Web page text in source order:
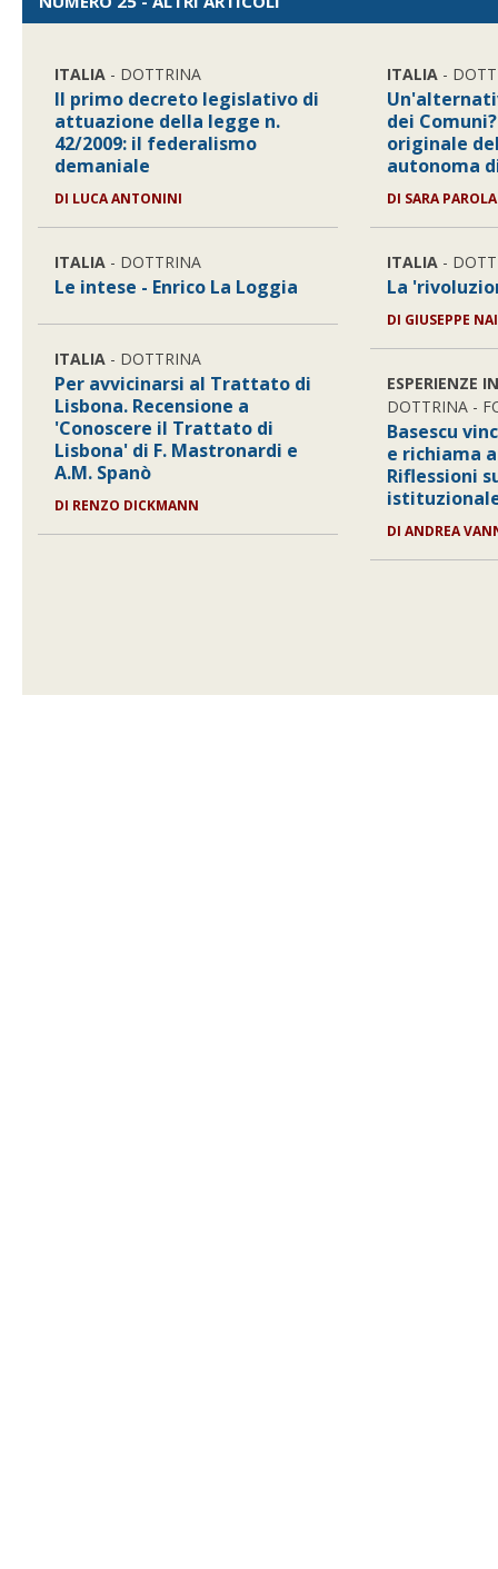
ITALIA - DOTTRINA
Il primo decreto legislativo di
attuazione della legge n.
42/2009: il federalismo
demaniale
DI LUCA ANTONINI
ITALIA - DOTTRINA
Le intese - Enrico La Loggia
ITALIA - DOTTRINA
Per avvicinarsi al Trattato di
Lisbona. Recensione a
'Conoscere il Trattato di
Lisbona' di F. Mastronardi e
A.M. Spanò
DI RENZO DICKMANN
ITALIA -
dei
originale
autonoma
DI SARA
ITALIA -
La
DI GIUSEPPE
ESPERIENZE
DOTTRINA -
Basescu
e richiama
Riflessioni
DI ANDREA